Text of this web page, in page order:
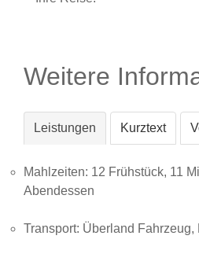
Weitere
Leistungen Kurztext
Mahlzeiten: 12 Frühstück, 11
Abendessen
Transport: Überland Fahrzeug,